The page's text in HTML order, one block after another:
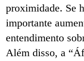
proximidade. Se
importante
entendimento
Além disso, a